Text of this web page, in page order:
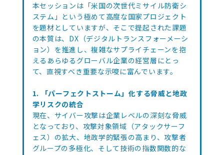
本セッションは「米国の次世代ミサイル防衛シ
ステム」という極めて高度な国家プロジェクト
を題材としていますが、そこで提起された課題
の本質は、DX（デジタルトランスフォーメーシ
ョン）を推進し、複雑なサプライチェーンを抱
えるあらゆるグローバル企業の経営層にとっ
て、直視すべき重要な示唆に富んでいます。
1. 「パーフェクトストーム」化する脅威と地政
学リスクの統合
現在、サイバー攻撃は企業レベルの深刻な脅威
となっており、攻撃対象領域（アタックサーフ
ェス）の拡大、地政学的緊張の高まり、攻撃者
グループの多極化、そして技術の指数関数的な